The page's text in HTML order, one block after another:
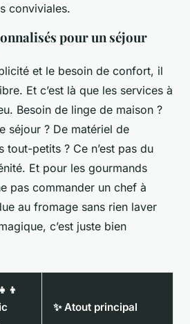
conviviales.
pour un séjour
et le besoin de confort, il
Et c’est là que les services à
Besoin de linge de maison ?
séjour ? De matériel de
tout-petits ? Ce n’est pas du
Et pour les gourmands
pas commander un chef à
au fromage sans rien laver
c’est juste bien
✨ Atout principal